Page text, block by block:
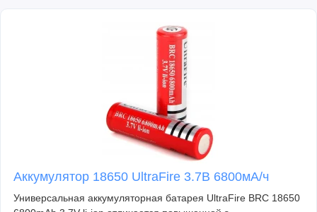
Аккумулятор 18650 UltraFire 3.7В 6800мА/ч
Универсальная аккумуляторная батарея UltraFire BRC 18650